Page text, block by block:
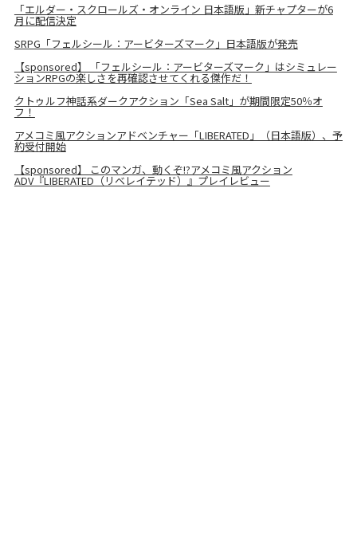
「エルダー・スクロールズ・オンライン 日本語版」新チャプターが6
月に配信決定
SRPG「フェルシール：アービターズマーク」日本語版が発売
【sponsored】 「フェルシール：アービターズマーク」はシミュレー
ションRPGの楽しさを再確認させてくれる傑作だ！
クトゥルフ神話系ダークアクション「Sea Salt」が期間限定50％オ
フ！
アメコミ風アクションアドベンチャー「LIBERATED」（日本語版）、予
約受付開始
【sponsored】 このマンガ、動くぞ!?アメコミ風アクション
ADV『LIBERATED（リベレイテッド）』プレイレビュー